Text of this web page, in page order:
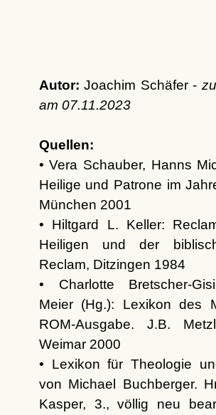
Autor: Joachim Schäfer -
am 07.11.2023
Quellen:
• Vera Schauber, Hanns
Heilige und Patrone im
München 2001
• Hiltgard L. Keller:
Heiligen und der
Reclam, Ditzingen 1984
• Charlotte Bretscher-
Meier (Hg.): Lexikon des
ROM-Ausgabe. J.B.
Weimar 2000
• Lexikon für Theologie
von Michael Buchberger.
Kasper, 3., völlig neu